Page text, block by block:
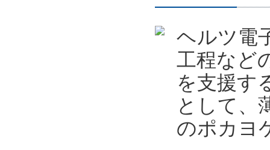
ヘルツ電
工程など
を支援す
として、
のポカヨ